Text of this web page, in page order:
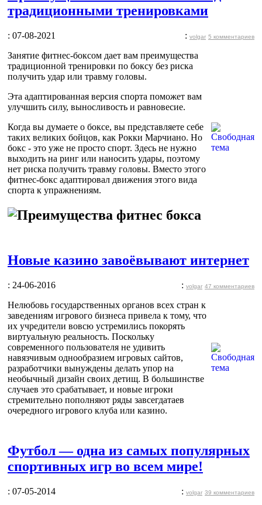
традиционными тренировками
: 07-08-2021 : volgar 5 комментариев
Занятие фитнес-боксом дает вам преимущества
традиционной тренировки по боксу без риска
получить удар или травму головы.
Эта адаптированная версия спорта поможет вам
улучшить силу, выносливость и равновесие.
Когда вы думаете о боксе, вы представляете себе
таких великих бойцов, как Рокки Марчиано. Но
бокс - это уже не просто спорт. Здесь не нужно
выходить на ринг или наносить удары, поэтому
нет риска получить травму головы. Вместо этого
фитнес-бокс адаптировал движения этого вида
спорта к упражнениям.
Новые казино завоёвывают интернет
: 24-06-2016 : volgar 47 комментариев
Нелюбовь государственных органов всех стран к
заведениям игрового бизнеса привела к тому, что
их учредители вовсю устремились покорять
виртуальную реальность. Поскольку
современного пользователя не удивить
навязчивым однообразием игровых сайтов,
разработчики вынуждены делать упор на
необычный дизайн своих детищ. В большинстве
случаев это срабатывает, и новые игроки
стремительно пополняют ряды завсегдатаев
очередного игрового клуба или казино.
Футбол — одна из самых популярных
спортивных игр во всем мире!
: 07-05-2014 : volgar 39 комментариев